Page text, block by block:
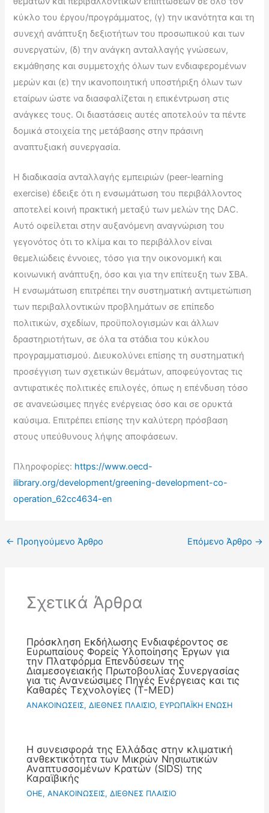
κύκλο του έργου/προγράμματος, (γ) την ικανότητα και τη
συνεχή ανάπτυξη δεξιοτήτων του προσωπικού και των
συνεργατών, (δ) την ανάγκη ανταλλαγής γνώσεων,
εκμάθησης και συμμετοχής όλων των ενδιαφερομένων
μερών και (ε) την ικανοποιητική υποστήριξη όλων των
εταίρων ώστε να διασφαλίζεται η επικέντρωση στις
ανάγκες τους. Οι διαστάσεις αυτές αποτελούν τα πέντε
δομικά στοιχεία της μετάβασης στην πράσινη
αναπτυξιακή συνεργασία.
Η διαδικασία ανταλλαγής εμπειριών (peer-learning
exercise) έδειξε ότι η ενσωμάτωση του περιβάλλοντος
αποτελεί κοινή πρακτική μεταξύ των μελών της DAC.
Αυτό οφείλεται στην αυξανόμενη αναγνώριση του
γεγονότος ότι το κλίμα και το περιβάλλον είναι
θεμελιώδεις έννοιες, τόσο για την οικονομική και
κοινωνική ανάπτυξη, όσο και για την επίτευξη των ΣΒΑ.
Η ενσωμάτωση επιτρέπει την συστηματική αντιμετώπιση
των περιβαλλοντικών προβλημάτων σε επίπεδο
πολιτικών, σχεδίων, προϋπολογισμών και άλλων
δραστηριοτήτων, σε όλα τα στάδια του κύκλου
προγραμματισμού. Διευκολύνει επίσης τη συστηματική
προσέγγιση των σχετικών θεμάτων, αποφεύγοντας τις
αντιφατικές πολιτικές επιλογές, όπως η επένδυση τόσο
σε ανανεώσιμες πηγές ενέργειας όσο και σε ορυκτά
καύσιμα. Επιτρέπει επίσης την καλύτερη πρόσβαση
στους υπεύθυνους λήψης αποφάσεων.
Πληροφορίες: https://www.oecd-
ilibrary.org/development/greening-development-co-
operation_62cc4634-en
← Προηγούμενο Άρθρο Επόμενο Άρθρο →
Σχετικά Άρθρα
Πρόσκληση Εκδήλωσης Ενδιαφέροντος σε
Ευρωπαίους Φορείς Υλοποίησης Έργων για
την Πλατφόρμα Επενδύσεων της
Διαμεσογειακής Πρωτοβουλίας Συνεργασίας
για τις Ανανεώσιμες Πηγές Ενέργειας και τις
Καθαρές Τεχνολογίες (T-MED)
ΑΝΑΚΟΙΝΩΣΕΙΣ,ΔΙΕΘΝΕΣ ΠΛΑΙΣΙΟ, ΕΥΡΩΠΑΪΚΗ ΕΝΩΣΗ
Η συνεισφορά της Ελλάδας στην κλιματική
ανθεκτικότητα των Μικρών Νησιωτικών
Αναπτυσσομένων Κρατών (SIDS) της
Καραϊβικής
OHE,ΑΝΑΚΟΙΝΩΣΕΙΣ,ΔΙΕΘΝΕΣ ΠΛΑΙΣΙΟ